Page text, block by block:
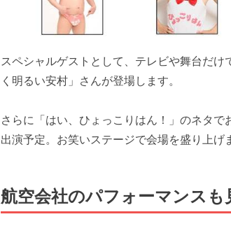
スペシャルゲストとして、テレビや舞台だ
く明るい安村」さんが登場します。
さらに「はい、ひょっこりはん！」のネタ
出演予定。お笑いステージで会場を盛り上げ
航空会社のパフォーマンスも